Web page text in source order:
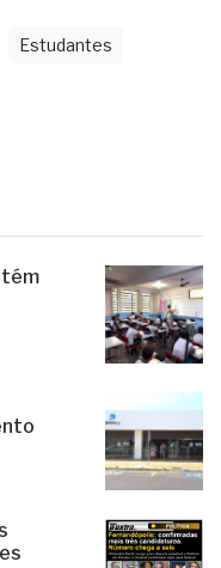
Estudantes